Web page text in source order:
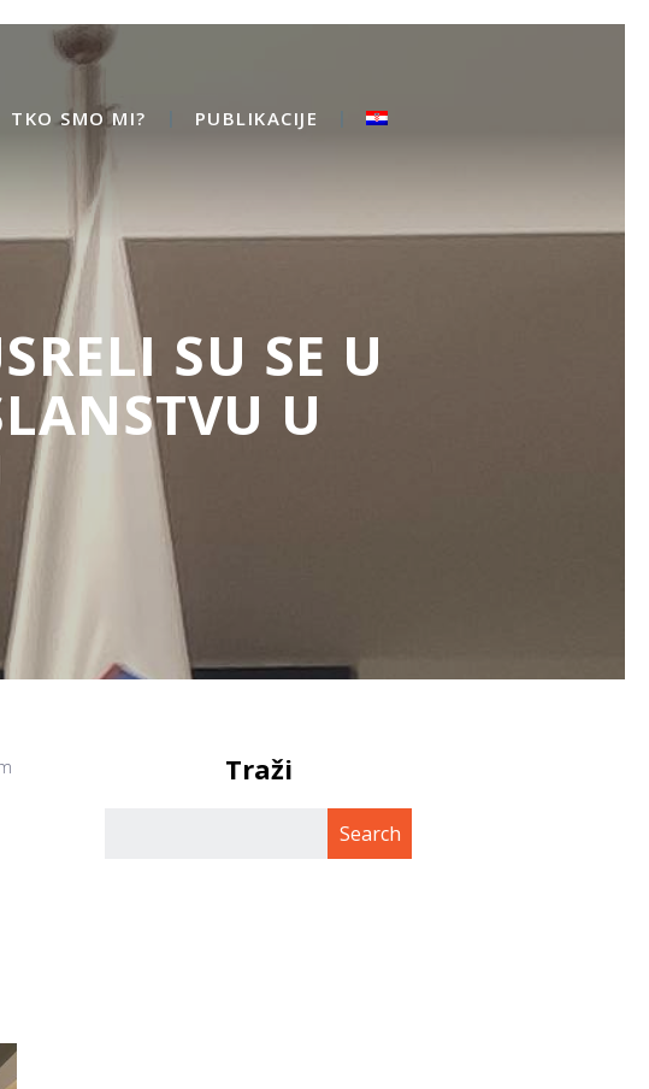
TKO SMO MI? PUBLIKACIJE
SU SE U
U
Traži